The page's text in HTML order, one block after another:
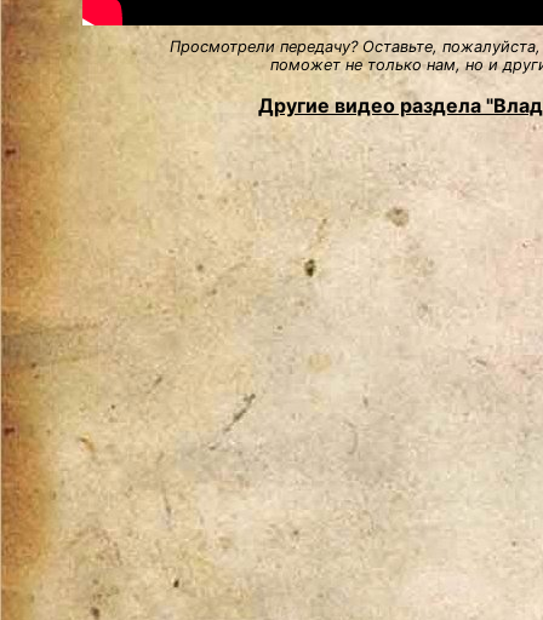
Просмотрели передачу? Оставьте,
поможет не только нам, но и
Другие видео раздела